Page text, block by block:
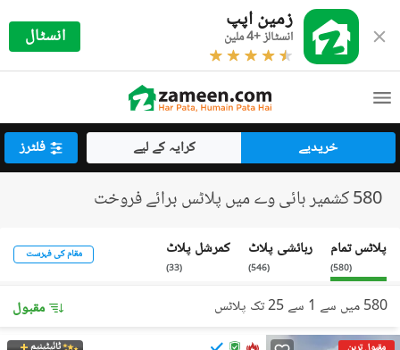
زمین اپپ
انسٹالز +4 ملین انسٹال
خریدیے کرایہ کے لیے فلٹرز
580 کشمیر ہائی وے میں پلاٹس برائے فروخت
پلاٹس تمام
(
580
)
رہائشی پلاٹ
(
546
)
کمرشل پلاٹ
(
33
)
مقام کی فہرست
580 میں سے 1 سے 25 تک پلاٹس مقبول